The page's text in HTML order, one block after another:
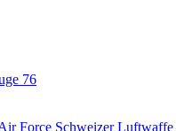
76
Force Schweizer Luftwaffe